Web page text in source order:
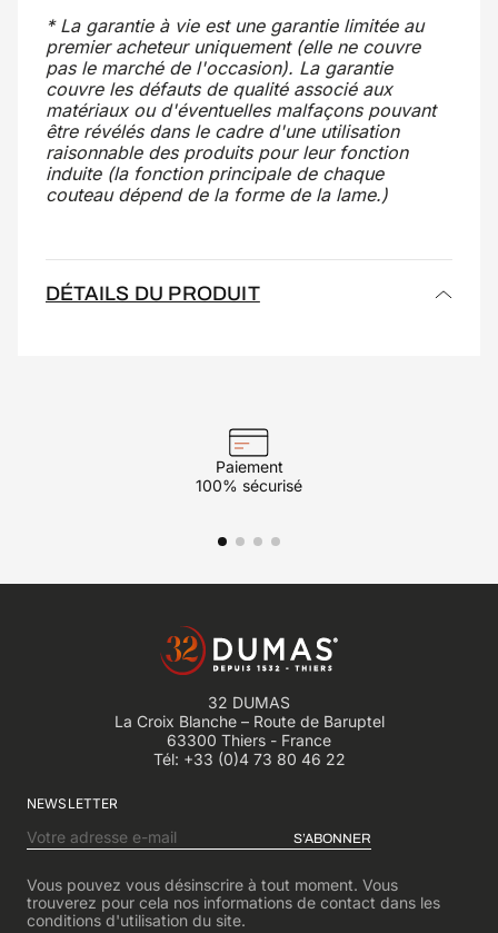
* La garantie à vie est une garantie limitée au
premier acheteur uniquement (elle ne couvre
pas le marché de l'occasion). La garantie
couvre les défauts de qualité associé aux
matériaux ou d'éventuelles malfaçons pouvant
être révélés dans le cadre d'une utilisation
raisonnable des produits pour leur fonction
induite (la fonction principale de chaque
couteau dépend de la forme de la lame.)
DÉTAILS DU PRODUIT
Paiement
100% sécurisé
32 DUMAS
La Croix Blanche – Route de Baruptel
63300 Thiers - France
Tél: +33 (0)4 73 80 46 22
NEWSLETTER
S’ABONNER
Vous pouvez vous désinscrire à tout moment. Vous
trouverez pour cela nos informations de contact dans les
conditions d'utilisation du site.